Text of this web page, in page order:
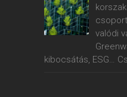
valódi
kibocsátás, ESG…